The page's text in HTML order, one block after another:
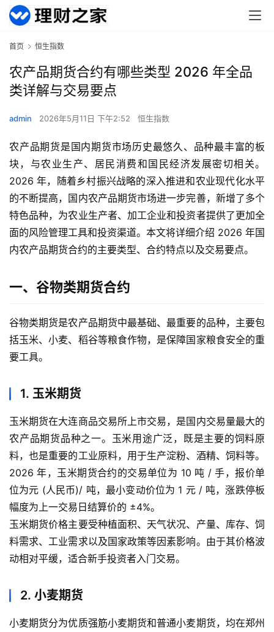
首页 恒生指数
农产品期货合约有哪些类型 2026 年全品
类详解与交易要点
admin 2026年5月11日 下午2:52 恒生指数
农产品期货是国内期货市场历史最悠久、品种最丰富的板
块，与农业生产、居民消费和国民经济发展密切相关。
2026 年，随着乡村振兴战略的深入推进和农业现代化水平
的不断提高，国内农产品期货市场进一步完善，新增了多个
特色品种，为农业生产者、加工企业和投资者提供了更加全
面的风险管理工具和投资渠道。本文将详细介绍 2026 年国
内农产品期货合约的主要类型、合约特点以及交易要点。
一、谷物类期货合约
谷物类期货是农产品期货中最基础、最重要的品种，主要包
括玉米、小麦、稻谷等粮食作物，是保障国家粮食安全的重
要工具。
1. 玉米期货
玉米期货在大连商品交易所上市交易，是国内交易量最大的
农产品期货品种之一。玉米用途广泛，既是主要的饲料原
料，也是重要的工业原料，用于生产淀粉、酒精、饲料等。
2026 年，玉米期货合约的交易单位为 10 吨 / 手，报价单
位为元 (人民币)/ 吨，最小变动价位为 1 元 / 吨，涨跌停板
幅度为上一交易日结算价的 ±4%。
玉米期货价格主要受种植面积、天气状况、产量、库存、饲
料需求、工业需求以及国家政策等因素影响。由于其价格波
动相对平缓，适合新手投资者入门交易。
2. 小麦期货
小麦期货分为优质强筋小麦期货和普通小麦期货，均在郑州